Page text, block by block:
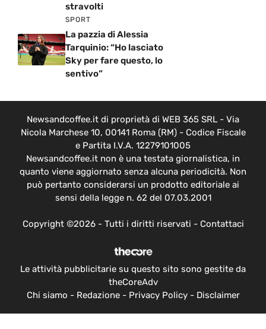
stravolti
SPORT
La pazzia di Alessia
Tarquinio: “Ho lasciato
Sky per fare questo, lo
sentivo”
Newsandcoffee.it di proprietà di WEB 365 SRL - Via
Nicola Marchese 10, 00141 Roma (RM) - Codice Fiscale
e Partita I.V.A. 12279101005
Newsandcoffee.it non è una testata giornalistica, in
quanto viene aggiornato senza alcuna periodicità. Non
può pertanto considerarsi un prodotto editoriale ai
sensi della legge n. 62 del 07.03.2001
Copyright ©2026 - Tutti i diritti riservati - Contattaci
Le attività pubblicitarie su questo sito sono gestite da
theCoreAdv
Chi siamo - Redazione- Privacy Policy- Disclaimer